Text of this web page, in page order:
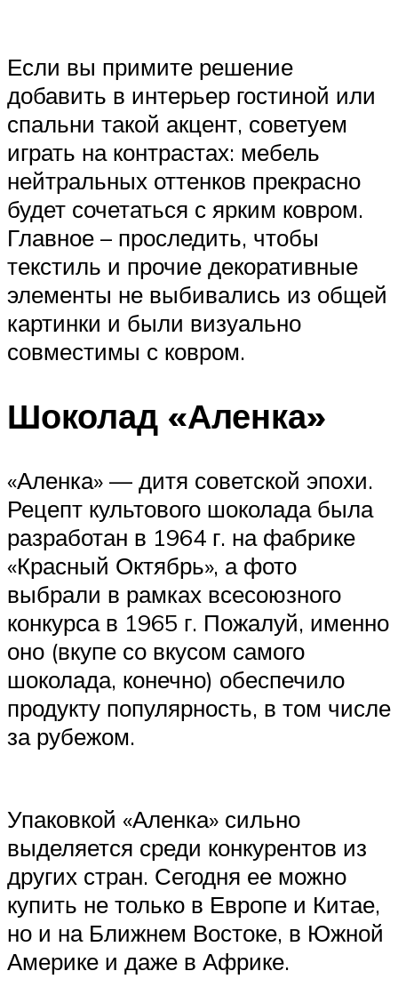
Если вы примите решение
добавить в интерьер гостиной или
спальни такой акцент, советуем
играть на контрастах: мебель
нейтральных оттенков прекрасно
будет сочетаться с ярким ковром.
Главное – проследить, чтобы
текстиль и прочие декоративные
элементы не выбивались из общей
картинки и были визуально
совместимы с ковром.
Шоколад «Аленка»
«Аленка» — дитя советской эпохи.
Рецепт культового шоколада была
разработан в 1964 г. на фабрике
«Красный Октябрь», а фото
выбрали в рамках всесоюзного
конкурса в 1965 г. Пожалуй, именно
оно (вкупе со вкусом самого
шоколада, конечно) обеспечило
продукту популярность, в том числе
за рубежом.
Упаковкой «Аленка» сильно
выделяется среди конкурентов из
других стран. Сегодня ее можно
купить не только в Европе и Китае,
но и на Ближнем Востоке, в Южной
Америке и даже в Африке.